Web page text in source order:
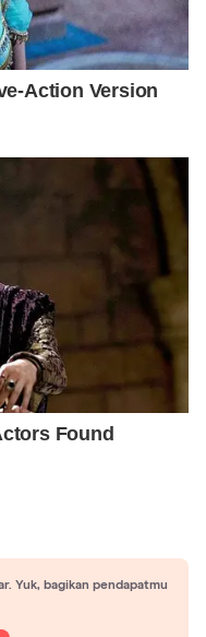
Yuk, bagikan pendapatmu